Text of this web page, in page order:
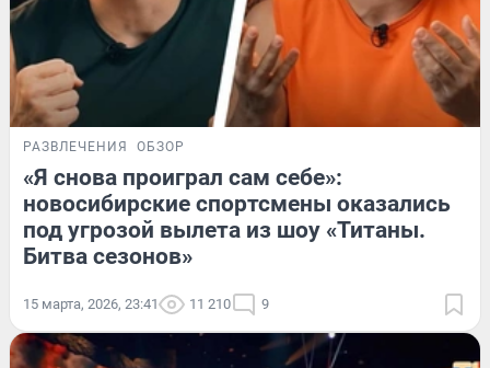
РАЗВЛЕЧЕНИЯ ОБЗОР
«Я снова проиграл сам себе»:
новосибирские спортсмены оказались
под угрозой вылета из шоу «Титаны.
Битва сезонов»
15 марта, 2026, 23:41 11 210 9